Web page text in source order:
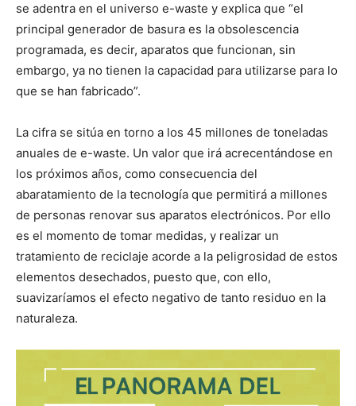
se adentra en el universo e-waste y explica que “el
principal generador de basura es la obsolescencia
programada, es decir, aparatos que funcionan, sin
embargo, ya no tienen la capacidad para utilizarse para lo
que se han fabricado”.
La cifra se sitúa en torno a los 45 millones de toneladas
anuales de e-waste. Un valor que irá acrecentándose en
los próximos años, como consecuencia del
abaratamiento de la tecnología que permitirá a millones
de personas renovar sus aparatos electrónicos. Por ello
es el momento de tomar medidas, y realizar un
tratamiento de reciclaje acorde a la peligrosidad de estos
elementos desechados, puesto que, con ello,
suavizaríamos el efecto negativo de tanto residuo en la
naturaleza.